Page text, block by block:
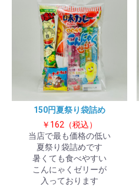
150円夏祭り袋詰め
￥162（税込）
当店で最も価格の低い
夏祭り袋詰めです
暑くても食べやすい
こんにゃくゼリーが
入っております